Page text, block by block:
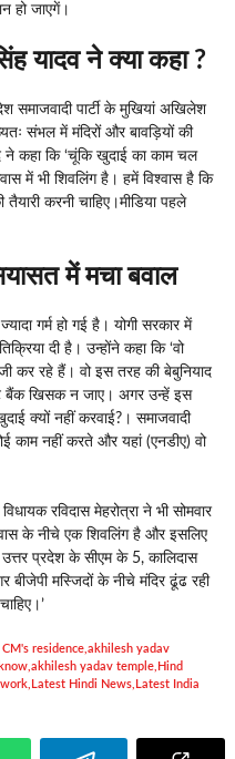
हो जाएगें।
यादव ने क्या कहा ?
समाजवादी पार्टी के मुखियां अखिलेश
संभल में मंदिरों और बावड़ियों की
कहा कि ‘चूंकि खुदाई का काम चल
में भी शिवलिंग है। हमें विश्वास है कि
करनी चाहिए।मीडिया पहले
में मचा बवाल
गर्म हो गई है। योगी सरकार में
दी है। उन्होंने कहा कि ‘वो
कर रहे हैं। वो इस तरह की बेबुनियाद
बैंक खिसक न जाए। अगर उन्हें इस
क्यों नहीं करवाई?। समाजवादी
काम नहीं करते और यहां (एनडीए) वो
रविदास मेहरोत्रा ​​ने भी सोमवार
के नीचे एक शिवलिंग है और इसलिए
उत्तर प्रदेश के सीएम के 5, कालिदास
बीजेपी मस्जिदों के नीचे मंदिर ढूंढ रही
residence akhilesh yadav
akhilesh yadav temple Hind
Latest Hindi News Latest India